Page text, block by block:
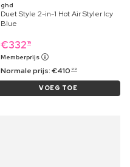
ghd
Duet Style 2-in-1 Hot Air Styler Icy
Blue
€332 19
Memberprijs
Normale prijs:€410 99
VOEG TOE